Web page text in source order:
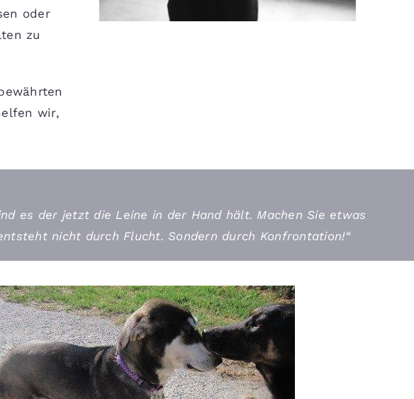
oder
zu
wir,
es der jetzt die Leine in der Hand hält. Machen Sie etwas
nicht durch Flucht. Sondern durch Konfrontation!“